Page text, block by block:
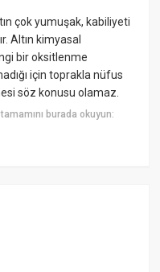
çok yumuşak, kabiliyeti
Altın kimyasal
bir oksitlenme
için toprakla nüfus
söz konusu olamaz.
tamamını burada okuyun: